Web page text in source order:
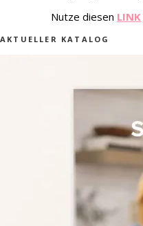
Nutze diesen LINK
AKTUELLER KATALOG